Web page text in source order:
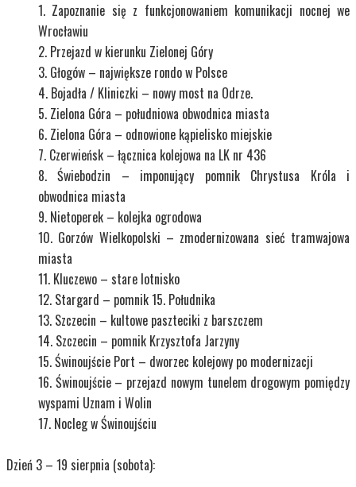
Zapoznanie się z funkcjonowaniem komunikacji nocnej we
Wrocławiu
Przejazd w kierunku Zielonej Góry
Głogów – największe rondo w Polsce
Bojadła / Kliniczki – nowy most na Odrze.
Zielona Góra – południowa obwodnica miasta
Zielona Góra – odnowione kąpielisko miejskie
Czerwieńsk – łącznica kolejowa na LK nr 436
Świebodzin – imponujący pomnik Chrystusa Króla i
obwodnica miasta
Nietoperek – kolejka ogrodowa
Gorzów Wielkopolski – zmodernizowana sieć tramwajowa
miasta
Kluczewo – stare lotnisko
Stargard – pomnik 15. Południka
Szczecin – kultowe paszteciki z barszczem
Szczecin – pomnik Krzysztofa Jarzyny
Świnoujście Port – dworzec kolejowy po modernizacji
Świnoujście – przejazd nowym tunelem drogowym pomiędzy
wyspami Uznam i Wolin
Nocleg w Świnoujściu
Dzień 3 – 19 sierpnia (sobota):